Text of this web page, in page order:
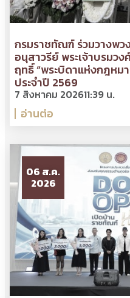
กรมราชทัณฑ์ ร่วมวางพว
อนุสาวรีย์ พระเจ้าบรมว
ฤทธิ์ “พระบิดาแห่งกฎหม
ประจำปี 2569
7 สิงหาคม 202611:39 น.
อ่านต่อ
06 ส.ค.
2026